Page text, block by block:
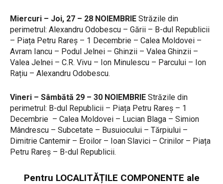
Miercuri – Joi, 27 – 28 NOIEMBRIE Străzile din
perimetrul: Alexandru Odobescu – Gării – B-dul Republicii
– Piața Petru Rareș – 1 Decembrie – Calea Moldovei –
Avram Iancu – Podul Jelnei – Ghinzii – Valea Ghinzii –
Valea Jelnei – C.R. Vivu – Ion Minulescu – Parcului – Ion
Rațiu – Alexandru Odobescu.
Vineri – Sâmbătă 29 – 30 NOIEMBRIE Străzile din
perimetrul: B-dul Republicii – Piața Petru Rareș – 1
Decembrie – Calea Moldovei – Lucian Blaga – Simion
Mândrescu – Subcetate – Busuiocului – Tărpiului –
Dimitrie Cantemir – Eroilor – Ioan Slavici – Crinilor – Piața
Petru Rareș – B-dul Republicii.
Pentru LOCALITĂȚILE COMPONENTE ale